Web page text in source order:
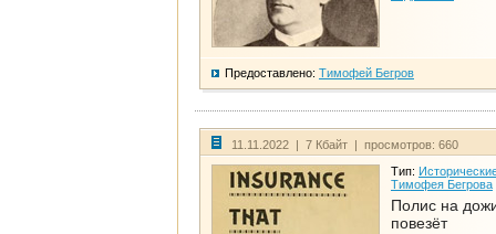
Предоставлено: Тимофей Бегров
11.11.2022 | 7 Кбайт | просмотров: 660
Тип:
Тимофея Бегрова
Полис на
повезёт